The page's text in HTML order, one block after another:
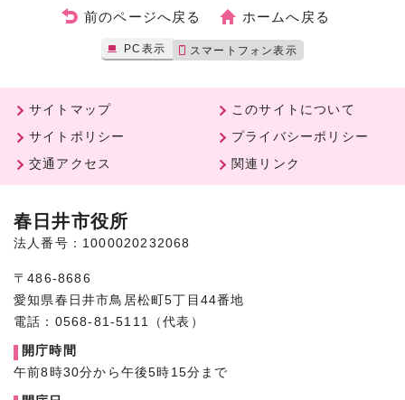
前のページへ戻る ホームへ戻る
PC表示 スマートフォン表示
サイトマップ
このサイトについて
サイトポリシー
プライバシーポリシー
交通アクセス
関連リンク
春日井市役所
法人番号：1000020232068
〒486-8686
愛知県春日井市鳥居松町5丁目44番地
電話：0568-81-5111（代表）
開庁時間
午前8時30分から午後5時15分まで